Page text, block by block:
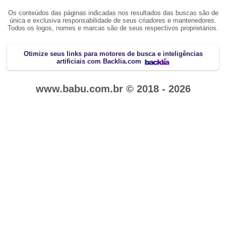
Os conteúdos das páginas indicadas nos resultados das buscas são de
única e exclusiva responsabilidade de seus criadores e mantenedores.
Todos os logos, nomes e marcas são de seus respectivos proprietários.
Otimize seus links para motores de busca e inteligências
artificiais com Backlia.com
www.babu.com.br © 2018 - 2026